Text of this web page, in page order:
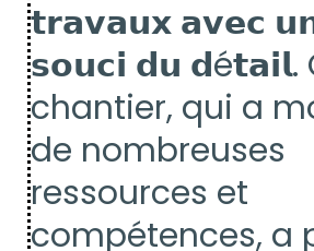
𝘁𝗿𝗮𝘃𝗮𝘂𝘅 𝗮𝘃𝗲𝗰
𝘀𝗼𝘂𝗰𝗶 𝗱𝘂 𝗱é𝘁𝗮𝗶𝗹.
chantier, qui a
de nombreuses
ressources et
compétences, a